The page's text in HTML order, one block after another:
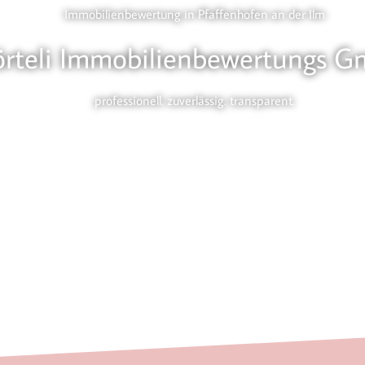
Immobilienbewertung in Pfaffenhofen an der Ilm
Immobilienbewertungs
professionell. zuverlässig. transparent.